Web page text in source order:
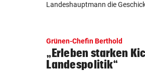
Landeshauptmann die
Grünen-Chefin Berthold
„Erleben starken
Landespolitik“